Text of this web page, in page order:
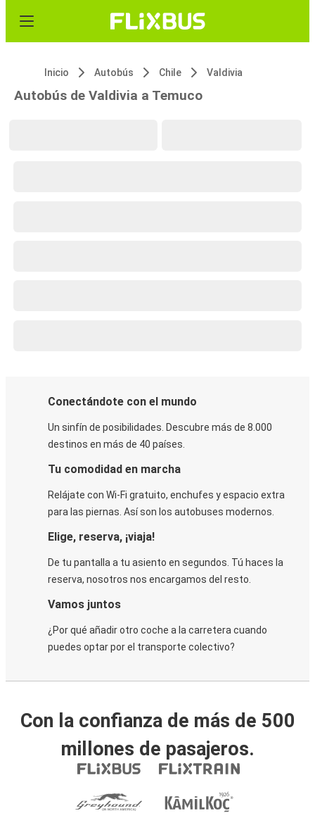
Inicio Autobús Chile Valdivia
Autobús de Valdivia a Temuco
Conectándote con el mundo
Un sinfín de posibilidades. Descubre más de 8.000
destinos en más de 40 países.
Tu comodidad en marcha
Relájate con Wi-Fi gratuito, enchufes y espacio extra
para las piernas. Así son los autobuses modernos.
Elige, reserva, ¡viaja!
De tu pantalla a tu asiento en segundos. Tú haces la
reserva, nosotros nos encargamos del resto.
Vamos juntos
¿Por qué añadir otro coche a la carretera cuando
puedes optar por el transporte colectivo?
Con la confianza de más de 500
millones de pasajeros.